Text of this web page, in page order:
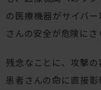
の医療機器がサイバ
さんの安全が危険にさ
残念なことに、攻撃
患者さんの命に直接